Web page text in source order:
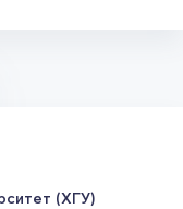
(ХГУ)